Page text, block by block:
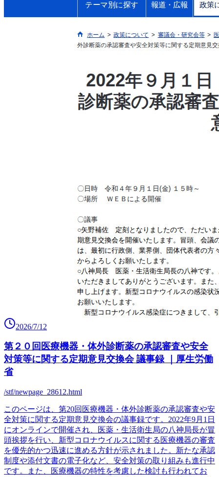
2026/7/12
第２０回医療機器・体外診断薬の承認審査や安全
対策等に関する定期意見交換会 議事録 ｜厚生労働
省
/stf/newpage_28612.html
このページは、第20回医療機器・体外診断薬の承認審査や安
全対策に関する定期意見交換会の議事録です。2022年9月1日
にオンラインで開催され、医薬・生活衛生局の八神局長が冒
頭挨拶を行い、新型コロナウイルスに関する医療機器の審査
を優先的かつ迅速に進める方針が示されました。新たな承認
制度や添付文書の電子化など、安全対策の取り組みも進行中
です。また、医療機器の特性を考慮した検討も行われてお